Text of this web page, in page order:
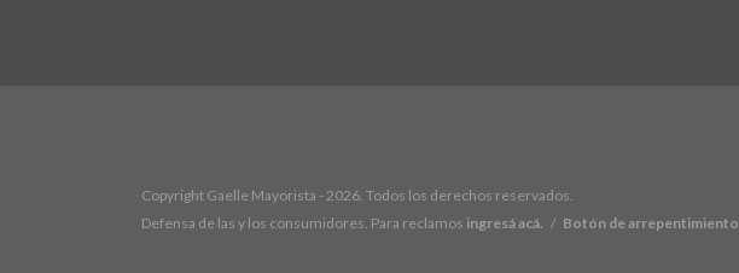
Copyright Gaelle Mayorista - 2026. Todos los derechos reservados.
Defensa de las y los consumidores. Para reclamos ingresá acá. / Botón de arrepentimiento